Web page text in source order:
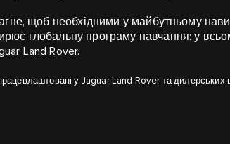
щоб необхідними у майбутньому
глобальну програму навчання: у
Land Rover.
у Jaguar Land Rover та дилерських